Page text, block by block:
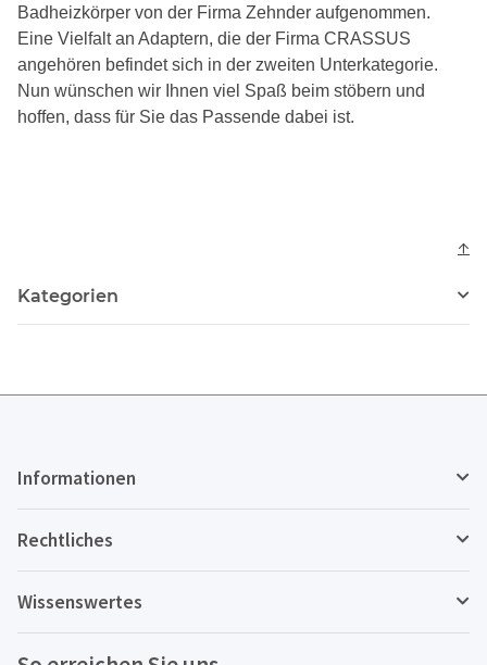
Badheizkörper von der Firma Zehnder aufgenommen.
Eine Vielfalt an Adaptern, die der Firma CRASSUS
angehören befindet sich in der zweiten Unterkategorie.
Nun wünschen wir Ihnen viel Spaß beim stöbern und
hoffen, dass für Sie das Passende dabei ist.
↑
Kategorien
Informationen
Rechtliches
Wissenswertes